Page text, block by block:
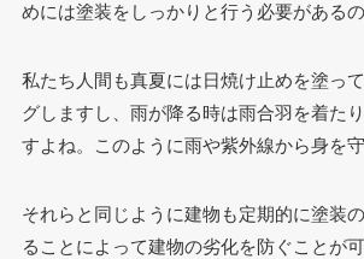
めには塗装をしっかりと行う必要があるの
私たち人間も真夏には日焼け止めを塗っ
グしますし、雨が降る時は雨合羽を着た
すよね。このように雨や紫外線から身を
それらと同じように建物も定期的に塗装
ることによって建物の劣化を防ぐことが